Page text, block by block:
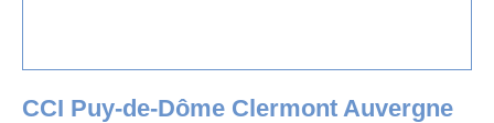
CCI Puy-de-Dôme Clermont Auvergne